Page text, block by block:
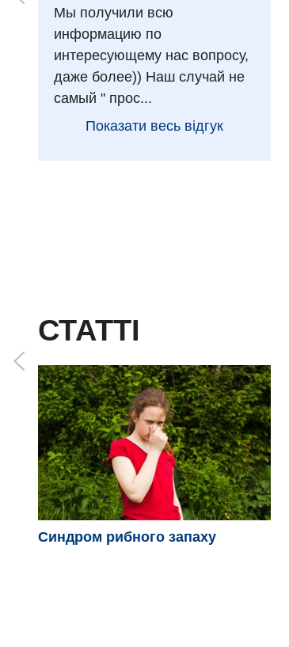
Мы получили всю
информацию по
интересующему нас вопросу,
даже более)) Наш случай не
самый " прос...
Показати весь відгук
СТАТТІ
Синдром рибного запаху